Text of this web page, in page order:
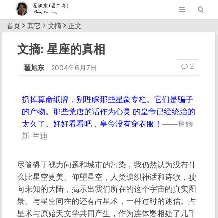
首页 其它 文摘 正文
文摘: 星座的真相
翟旭东 2004年6月7日 2
扔掉算命纸牌，别理睬那些星象专栏。它们是骗子
的产物。那些荒唐的话作为心灵 的皇帝已经统治的
太久了。好好看看吧，皇帝没有穿衣服！——詹姆
斯·兰迪
尽管碍于视力问题和城市的污染，我仍然认为没有什
么比星空更美。仰望星空，人类编织神话和诗歌，驶
向未知的大陆，揭示出我们所在的这个宇宙的真实图
景。与星空同在的还有占星术，一种过时的迷信。占
星术与原始天文学共同产生，作为连体婴相处了几千